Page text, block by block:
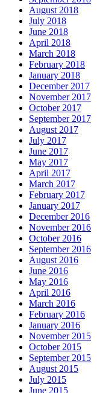
August 2018
July 2018
June 2018
April 2018
March 2018
February 2018
January 2018
December 2017
November 2017
October 2017
September 2017
August 2017
July 2017
June 2017
May 2017
April 2017
March 2017
February 2017
January 2017
December 2016
November 2016
October 2016
September 2016
August 2016
June 2016
May 2016
April 2016
March 2016
February 2016
January 2016
November 2015
October 2015
September 2015
August 2015
July 2015
June 2015